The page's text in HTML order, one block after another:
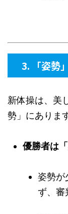
3. 「姿勢
新体操は、美
勢」にありま
優勝者は
姿勢が
ず、審